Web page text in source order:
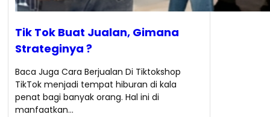
Tik Tok Buat Jualan, Gimana
Strateginya ?
Baca Juga Cara Berjualan Di Tiktokshop
TikTok menjadi tempat hiburan di kala
penat bagi banyak orang. Hal ini di
manfaatkan…